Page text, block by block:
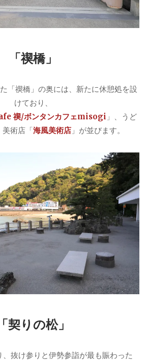
「禊橋」
「禊橋」の奥には、新たに休憩処を設
けており、
禊/ボンタンカフェmisogi 」、うど
美術店「海風美術店 」が並びます。
「契りの松」
抜け参りと伊勢参詣が最も賑わった